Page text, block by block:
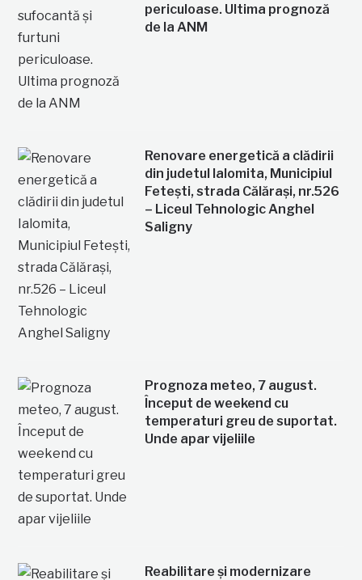
periculoase. Ultima prognoză
de la ANM
Renovare energetică a clădirii
din judetul Ialomita, Municipiul
Fetești, strada Călărași, nr.526
– Liceul Tehnologic Anghel
Saligny
Prognoza meteo, 7 august.
Început de weekend cu
temperaturi greu de suportat.
Unde apar vijeliile
Reabilitare și modernizare